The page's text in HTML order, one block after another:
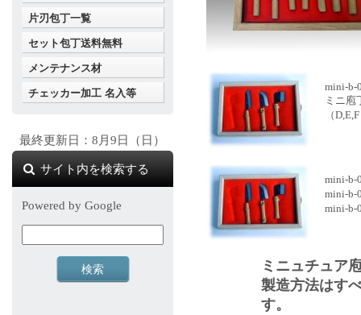
mini-b-
ミニ庖
（
mini-b-
mini-b-
mini-
ミニュチュア
製造方法はす
す。
片刃包丁一覧
セット包丁送料無料
メンテナンス材
チェッカー加工 名入等
最終更新日：8月9日（日）
サイト内を検索する
Powered by Google